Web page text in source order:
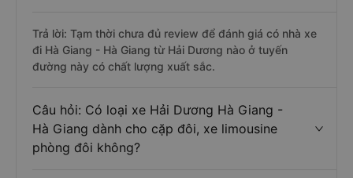
Trả lời: Tạm thời chưa đủ review để đánh giá có nhà xe
đi Hà Giang - Hà Giang từ Hải Dương nào ở tuyến
đường này có chất lượng xuất sắc.
Câu hỏi: Có loại xe Hải Dương Hà Giang -
Hà Giang dành cho cặp đôi, xe limousine
phòng đôi không?